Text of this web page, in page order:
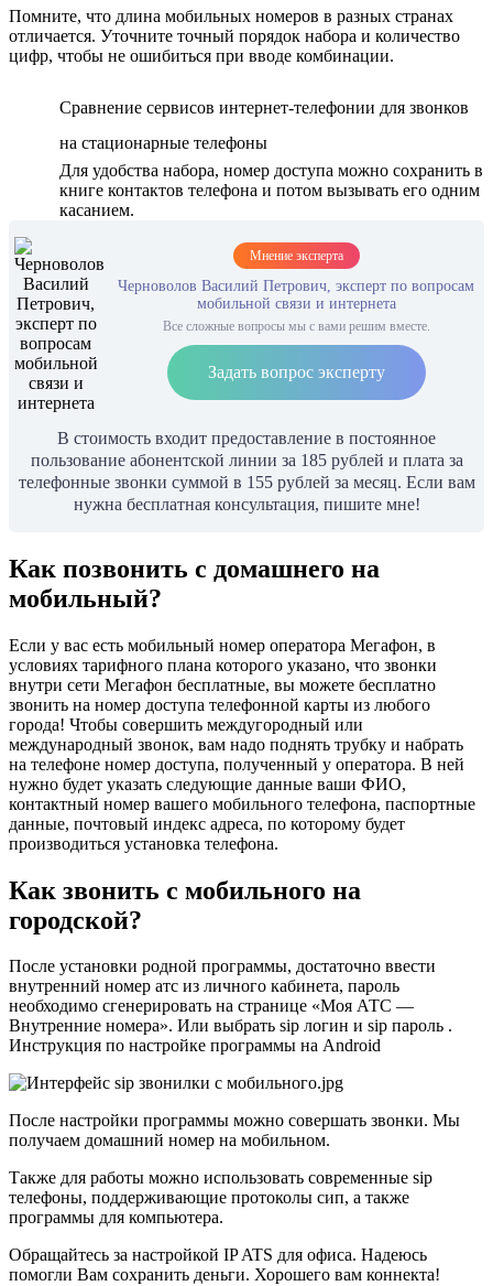
Помните, что длина мобильных номеров в разных странах
отличается. Уточните точный порядок набора и количество
цифр, чтобы не ошибиться при вводе комбинации.
Сравнение сервисов интернет-телефонии для звонков
на стационарные телефоны
Для удобства набора, номер доступа можно сохранить в
книге контактов телефона и потом вызывать его одним
касанием.
Мнение эксперта
Черноволов Василий Петрович, эксперт по вопросам
мобильной связи и интернета
Все сложные вопросы мы с вами решим вместе.
Задать вопрос эксперту
В стоимость входит предоставление в постоянное
пользование абонентской линии за 185 рублей и плата за
телефонные звонки суммой в 155 рублей за месяц. Если вам
нужна бесплатная консультация, пишите мне!
Как позвонить с домашнего на
мобильный?
Если у вас есть мобильный номер оператора Мегафон, в
условиях тарифного плана которого указано, что звонки
внутри сети Мегафон бесплатные, вы можете бесплатно
звонить на номер доступа телефонной карты из любого
города! Чтобы совершить междугородный или
международный звонок, вам надо поднять трубку и набрать
на телефоне номер доступа, полученный у оператора. В ней
нужно будет указать следующие данные ваши ФИО,
контактный номер вашего мобильного телефона, паспортные
данные, почтовый индекс адреса, по которому будет
производиться установка телефона.
Как звонить с мобильного на
городской?
После установки родной программы, достаточно ввести
внутренний номер атс из личного кабинета, пароль
необходимо сгенерировать на странице «Моя АТС —
Внутренние номера». Или выбрать sip логин и sip пароль .
Инструкция по настройке программы на Android
После настройки программы можно совершать звонки. Мы
получаем домашний номер на мобильном.
Также для работы можно использовать современные sip
телефоны, поддерживающие протоколы сип, а также
программы для компьютера.
Обращайтесь за настройкой IP ATS для офиса. Надеюсь
помогли Вам сохранить деньги. Хорошего вам коннекта!